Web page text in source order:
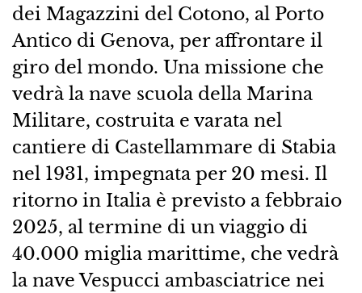
dei Magazzini del Cotono, al Porto
Antico di Genova, per affrontare il
giro del mondo. Una missione che
vedrà la nave scuola della Marina
Militare, costruita e varata nel
cantiere di Castellammare di Stabia
nel 1931, impegnata per 20 mesi. Il
ritorno in Italia è previsto a febbraio
2025, al termine di un viaggio di
40.000 miglia marittime, che vedrà
la nave Vespucci ambasciatrice nei